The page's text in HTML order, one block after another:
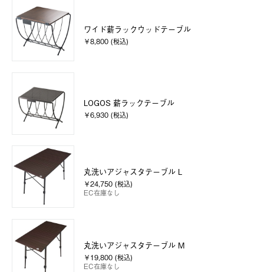
ワイド薪ラックウッドテーブル
￥8,800 (税込)
LOGOS 薪ラックテーブル
￥6,930 (税込)
丸洗いアジャスタテーブル L
￥24,750 (税込)
EC在庫なし
丸洗いアジャスタテーブル M
￥19,800 (税込)
EC在庫なし